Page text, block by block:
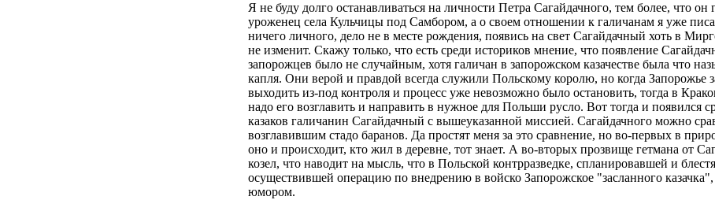
Я не буду долго останавливаться на личности Петра Сагайдачного, тем более, что он
уроженец села Кульчицы под Самбором, а о своем отношении к галичанам я уже
ничего личного, дело не в месте рождения, появись на свет Сагайдачный хоть в
не изменит. Скажу только, что есть среди историков мнение, что появление
запорожцев было не случайным, хотя галичан в запорожском казачестве была что
капля. Они верой и правдой всегда служили Польскому королю, но когда Запорожье
выходить из-под контроля и процесс уже невозможно было остановить, тогда в
надо его возглавить и направить в нужное для Польши русло. Вот тогда и появился
казаков галичанин Сагайдачный с вышеуказанной миссией. Сагайдачного можно
возглавившим стадо баранов. Да простят меня за это сравнение, но во-первых в
оно и происходит, кто жил в деревне, тот знает. А во-вторых прозвище гетмана от
козел, что наводит на мысль, что в Польской контрразведке, спланировавшей и
осуществившей операцию по внедрению в войско Запорожское "засланного
юмором.